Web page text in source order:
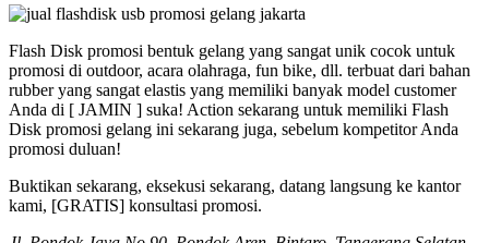
Flash Disk promosi bentuk gelang yang sangat unik cocok untuk
promosi di outdoor, acara olahraga, fun bike, dll. terbuat dari bahan
rubber yang sangat elastis yang memiliki banyak model customer
Anda di [ JAMIN ] suka! Action sekarang untuk memiliki Flash
Disk promosi gelang ini sekarang juga, sebelum kompetitor Anda
promosi duluan!
Buktikan sekarang, eksekusi sekarang, datang langsung ke kantor
kami, [GRATIS] konsultasi promosi.